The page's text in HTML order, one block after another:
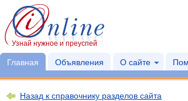
Узнай нужное и преуспей
Главная Объявления О сайте
Назад к справочнику разделов сайта